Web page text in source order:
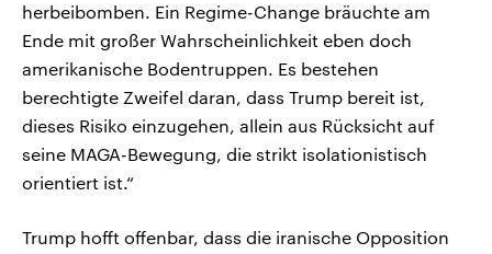
herbeibomben. Ein Regime-Change bräuchte am
Ende mit großer Wahrscheinlichkeit eben doch
amerikanische Bodentruppen. Es bestehen
berechtigte Zweifel daran, dass Trump bereit ist,
dieses Risiko einzugehen, allein aus Rücksicht auf
seine MAGA-Bewegung, die strikt isolationistisch
orientiert ist.“
Trump hofft offenbar, dass die iranische Opposition